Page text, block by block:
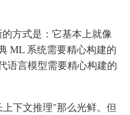
方式是：它基本上就像
ML 系统需要精心构建的
语言模型需要精心构建的
下文推理"那么光鲜。但